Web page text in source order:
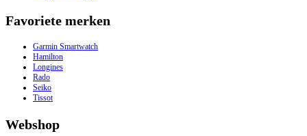
Favoriete merken
Garmin Smartwatch
Hamilton
Longines
Rado
Seiko
Tissot
Webshop